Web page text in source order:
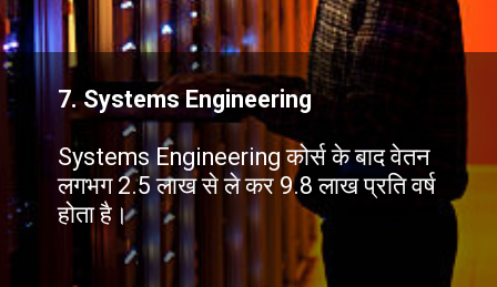
7. Systems Engineering
Systems Engineering कोर्स के बाद वेतन
लगभग 2.5 लाख से ले कर 9.8 लाख प्रति वर्ष
होता है।